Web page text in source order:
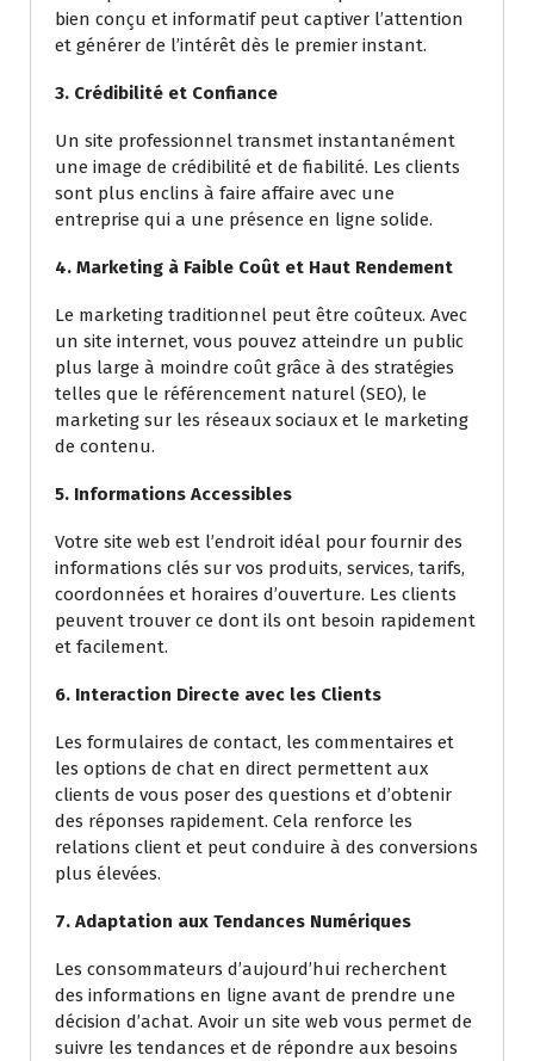
bien conçu et informatif peut captiver l’attention
et générer de l’intérêt dès le premier instant.
3. Crédibilité et Confiance
Un site professionnel transmet instantanément
une image de crédibilité et de fiabilité. Les clients
sont plus enclins à faire affaire avec une
entreprise qui a une présence en ligne solide.
4. Marketing à Faible Coût et Haut Rendement
Le marketing traditionnel peut être coûteux. Avec
un site internet, vous pouvez atteindre un public
plus large à moindre coût grâce à des stratégies
telles que le référencement naturel (SEO), le
marketing sur les réseaux sociaux et le marketing
de contenu.
5. Informations Accessibles
Votre site web est l’endroit idéal pour fournir des
informations clés sur vos produits, services, tarifs,
coordonnées et horaires d’ouverture. Les clients
peuvent trouver ce dont ils ont besoin rapidement
et facilement.
6. Interaction Directe avec les Clients
Les formulaires de contact, les commentaires et
les options de chat en direct permettent aux
clients de vous poser des questions et d’obtenir
des réponses rapidement. Cela renforce les
relations client et peut conduire à des conversions
plus élevées.
7. Adaptation aux Tendances Numériques
Les consommateurs d’aujourd’hui recherchent
des informations en ligne avant de prendre une
décision d’achat. Avoir un site web vous permet de
suivre les tendances et de répondre aux besoins